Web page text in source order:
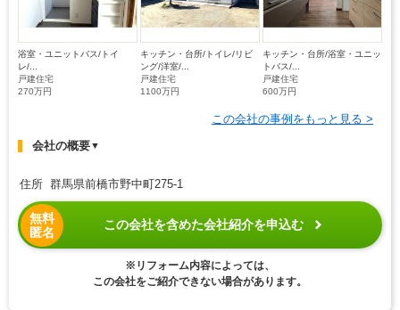
浴室・ユニットバス/トイ
レ/...
戸建住宅
270万円
キッチン・台所/トイレ/リビ
ング/洋室/...
戸建住宅
1100万円
キッチン・台所/浴室・ユニッ
トバス/...
戸建住宅
600万円
この会社の事例をもっと見る >
会社の概要▼
住所 群馬県前橋市野中町275-1
無料
匿名
この会社を含めた会社紹介を申込む
※リフォーム内容によっては、
この会社をご紹介できない場合があります。